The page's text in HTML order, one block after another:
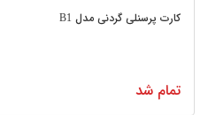
کارت پرسنلی گردنی مدل B1
تمام شد